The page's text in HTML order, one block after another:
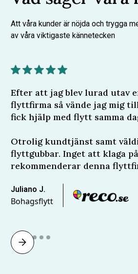
Att våra kunder är nöjda och trygga
av våra viktigaste kännetecken
Efter att jag blev lurad utav
flyttfirma så vände jag mig
fick hjälp med flytt samma
Otrolig kundtjänst samt
flyttgubbar. Inget att klaga
rekommenderar denna
Juliano J.
Bohagsflytt